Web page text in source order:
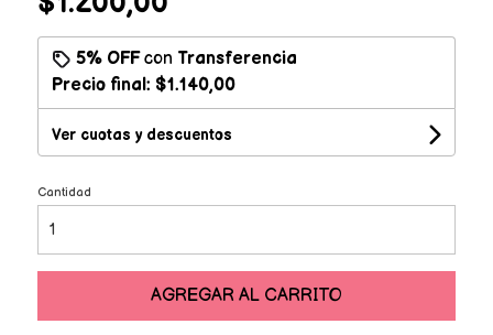
5% OFFcon Transferencia
Precio final: $1.140,00
Ver cuotas y descuentos
Cantidad
AGREGAR AL CARRITO